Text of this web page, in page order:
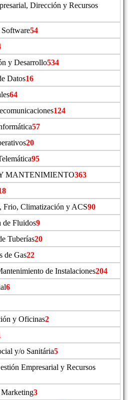
Dirección y Recursos
54
y Desarrollo534
Datos16
64
124
57
20
95
MANTENIMIENTO363
Frio, Climatización y ACS90
de Fluidos9
Tuberías20
de Gas22
de Instalaciones204
6
y Oficinas2
y/o Sanitária5
Empresarial y Recursos
3